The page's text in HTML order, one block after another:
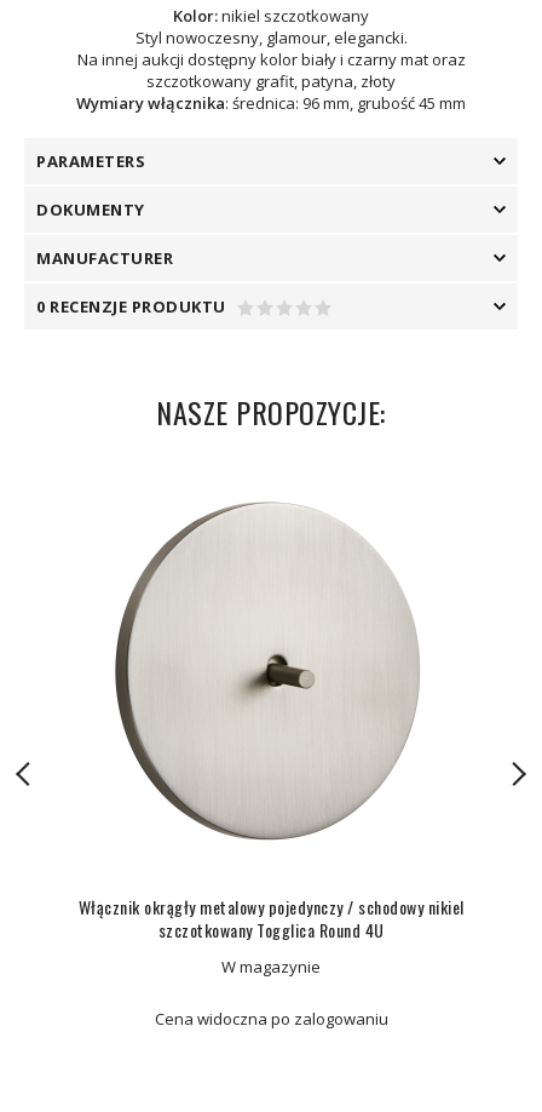
Kolor:nikiel szczotkowany
Styl nowoczesny, glamour, elegancki.
Na innej aukcji dostępny kolor biały i czarny mat oraz
szczotkowany grafit, patyna, złoty
Wymiary włącznika: średnica: 96 mm, grubość 45 mm
PARAMETERS
DOKUMENTY
MANUFACTURER
0 RECENZJE PRODUKTU
NASZE PROPOZYCJE:
Włącznik okrągły metalowy pojedynczy / schodowy nikiel
szczotkowany Togglica Round 4U
W magazynie
Cena widoczna po zalogowaniu